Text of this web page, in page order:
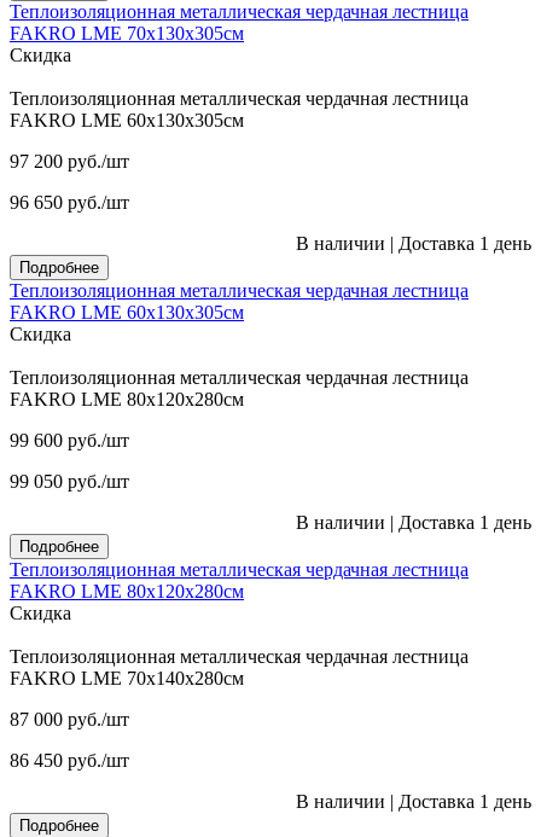
Теплоизоляционная металлическая чердачная лестница
FAKRO LME 70х130х305см
Скидка
Теплоизоляционная металлическая чердачная лестница
FAKRO LME 60х130х305см
97 200 руб./шт
96 650 руб./шт
В наличии | Доставка 1 день
Подробнее
Теплоизоляционная металлическая чердачная лестница
FAKRO LME 60х130х305см
Скидка
Теплоизоляционная металлическая чердачная лестница
FAKRO LME 80х120х280см
99 600 руб./шт
99 050 руб./шт
В наличии | Доставка 1 день
Подробнее
Теплоизоляционная металлическая чердачная лестница
FAKRO LME 80х120х280см
Скидка
Теплоизоляционная металлическая чердачная лестница
FAKRO LME 70х140х280см
87 000 руб./шт
86 450 руб./шт
В наличии | Доставка 1 день
Подробнее